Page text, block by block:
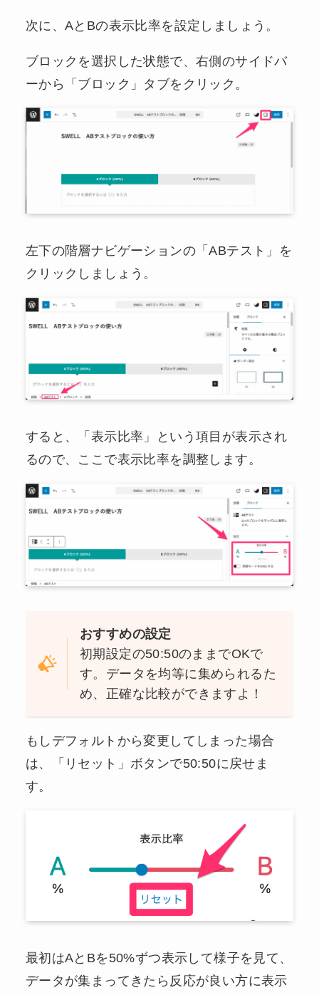
次に、AとBの表示比率を設定しましょう。
ブロックを選択した状態で、右側のサイドバ
ーから「ブロック」タブをクリック。
左下の階層ナビゲーションの「ABテスト」を
クリックしましょう。
すると、「表示比率」という項目が表示され
るので、ここで表示比率を調整します。
おすすめの設定
初期設定の50:50のままでOKで
す。データを均等に集められるた
め、正確な比較ができますよ！
もしデフォルトから変更してしまった場合
は、「リセット」ボタンで50:50に戻せま
す。
最初はAとBを50%ずつ表示して様子を見て、
データが集まってきたら反応が良い方に表示